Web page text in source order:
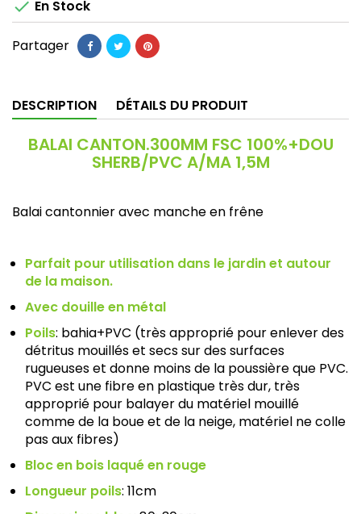
 En Stock
Partager
DESCRIPTION DÉTAILS DU PRODUIT
BALAI CANTON.300MM FSC 100%+DOU
SHERB/PVC A/MA 1,5M
Balai cantonnier avec manche en frêne
Parfait pour utilisation dans le jardin et autour
de la maison.
Avec douille en métal
Poils: bahia+PVC (très approprié pour enlever des
détritus mouillés et secs sur des surfaces
rugueuses et donne moins de la poussière que PVC.
PVC est une fibre en plastique très dur, très
approprié pour balayer du matériel mouillé
comme de la boue et de la neige, matériel ne colle
pas aux fibres)
Bloc en bois laqué en rouge
Longueur poils: 11cm